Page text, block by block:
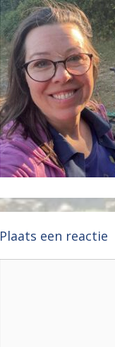
Plaats een reactie